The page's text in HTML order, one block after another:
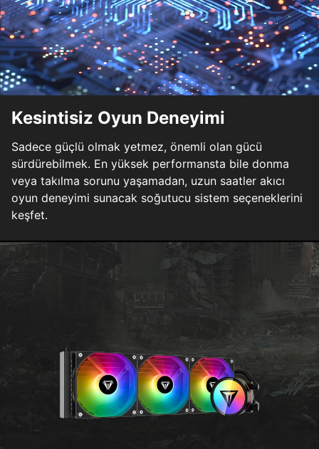
Kesintisiz Oyun Deneyimi
Sadece güçlü olmak yetmez, önemli olan gücü
sürdürebilmek. En yüksek performansta bile donma
veya takılma sorunu yaşamadan, uzun saatler akıcı
oyun deneyimi sunacak soğutucu sistem seçeneklerini
keşfet.